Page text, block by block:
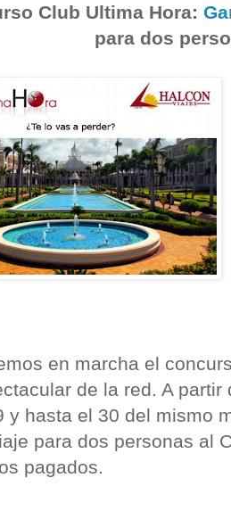
Club Ultima Hora:
para dos
en marcha el
de la red. A partir
y hasta el 30 del mismo
para dos personas al
pagados.